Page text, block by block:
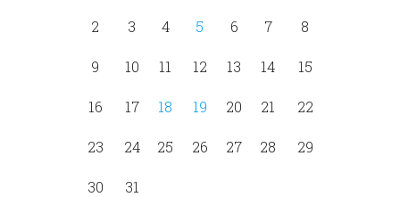
2 3 4 5 6 7 8
9 10 11 12 13 14 15
16 17 18 19 20 21 22
23 24 25 26 27 28 29
30 31